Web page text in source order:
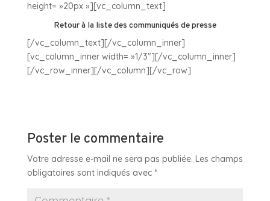
height= »20px »][vc_column_text]
Retour à la liste des communiqués de presse
[/vc_column_text][/vc_column_inner]
[vc_column_inner width= »1/3″][/vc_column_inner]
[/vc_row_inner][/vc_column][/vc_row]
Poster le commentaire
Votre adresse e-mail ne sera pas publiée. Les champs
obligatoires sont indiqués avec *